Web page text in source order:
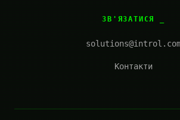
ЗВ'ЯЗАТИСЯ
Контакти